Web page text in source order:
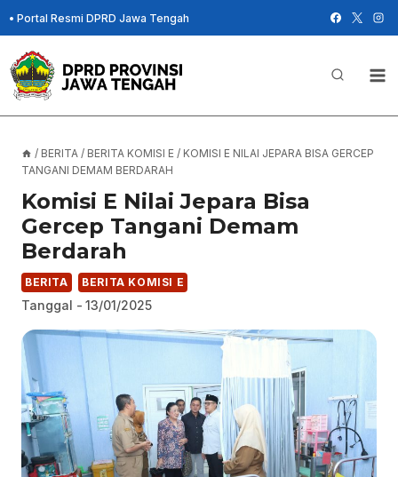
Skip
to
content
• Portal Resmi DPRD Jawa Tengah
/ BERITA / BERITA KOMISI E / KOMISI E NILAI JEPARA BISA GERCEP
TANGANI DEMAM BERDARAH
Komisi E Nilai Jepara Bisa
Gercep Tangani Demam
Berdarah
BERITA BERITA KOMISI E
Tanggal - 13/01/2025